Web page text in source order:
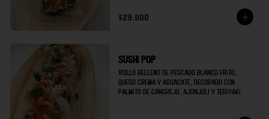
$29.900
Sushi pop
Rollo relleno de pescado blanco frito,
queso crema y aguacate, decorado con
palmito de cangrejo, ajonjolí y teriyaki.